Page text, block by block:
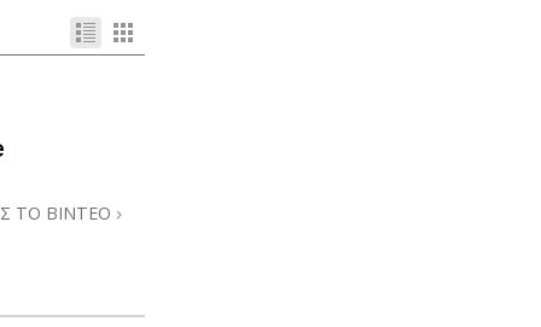
Βιβλία
Υπηρεσίες
Τα Δυναμικά της Ύπαρξης
ΤΟ ΒΙΝΤΕΟ